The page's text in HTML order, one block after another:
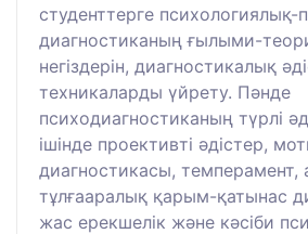
студенттерге психологиялық-
диагностиканың ғылыми-
негіздерін, диагностикалық
техникаларды үйрету. Пәнде
психодиагностиканың түрлі
ішінде проективті әдістер,
диагностикасы, темперамент,
тұлғааралық қарым-қатынас
жас ерекшелік және кәсіби